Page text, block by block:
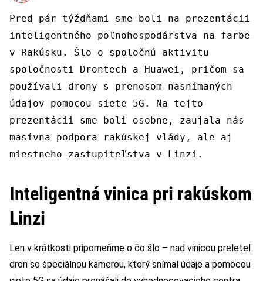
Pred pár týždňami sme boli na prezentácii
inteligentného poľnohospodárstva na farbe
v Rakúsku. Šlo o spoločnú aktivitu
spoločnosti Drontech a Huawei, pričom sa
používali drony s prenosom nasnímaných
údajov pomocou siete 5G. Na tejto
prezentácii sme boli osobne, zaujala nás
masívna podpora rakúskej vlády, ale aj
miestneho zastupiteľstva v Linzi.
Inteligentná vinica pri rakúskom
Linzi
Len v krátkosti pripomeňme o čo šlo – nad vinicou preletel
dron so špeciálnou kamerou, ktorý snímal údaje a pomocou